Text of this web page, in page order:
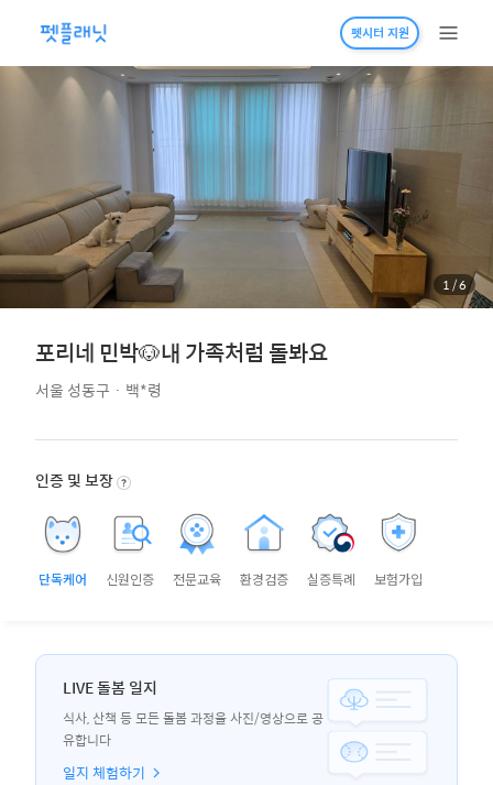
펫시터 지원
1/6
포리네 민박🐶내 가족처럼 돌봐요
서울 성동구 · 백*령
인증 및 보장
단독케어 신원인증 전문교육 환경검증 실증특례 보험가입
LIVE 돌봄 일지
식사, 산책 등 모든 돌봄 과정을 사진/영상으로 공
유합니다
일지 체험하기